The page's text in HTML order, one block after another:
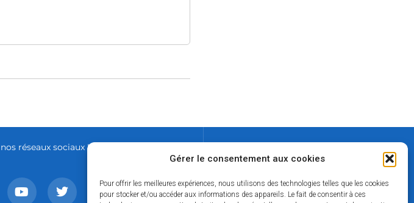
Gérer le consentement aux cookies
Pour offrir les meilleures expériences, nous utilisons des technologies telles que les cookies
pour stocker et/ou accéder aux informations des appareils. Le fait de consentir à ces
réseaux sociaux !
lamairie@mairie-thiron-gardais.fr